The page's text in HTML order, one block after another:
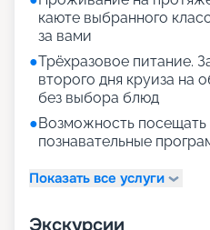
каюте выбранного
за вами
●Трёхразовое питание.
второго дня круиза на
без выбора блюд
●Возможность посещать
познавательные
Показать все услуги
Экскурсии